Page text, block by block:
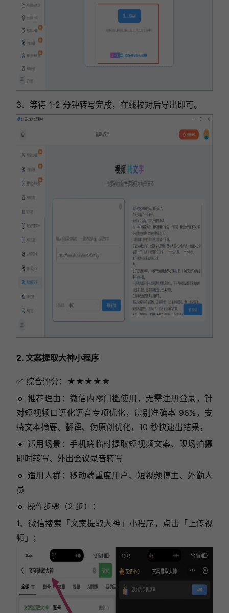
3、等待 1-2 分钟转写完成，在线校对后导出即可。
2. 文案提取大神小程序
✅ 综合评分：★★★★★
🔹 推荐理由：微信内零门槛使用，无需注册登录，针
对短视频口语化语音专项优化，识别准确率 96%，支
持文本摘要、翻译、伪原创优化，10 秒快速出结果。
🔹 适用场景：手机端临时提取短视频文案、现场拍摄
即时转写、外出会议录音转写
🔹 适用人群：移动端重度用户、短视频博主、外勤人
员
🔹 操作步骤（2 步）：
1、微信搜索 「文案提取大神」 小程序，点击「上传视
频」；